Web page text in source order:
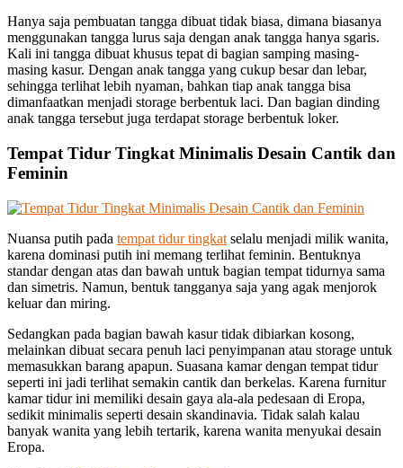
Hanya saja pembuatan tangga dibuat tidak biasa, dimana biasanya
menggunakan tangga lurus saja dengan anak tangga hanya sgaris.
Kali ini tangga dibuat khusus tepat di bagian samping masing-
masing kasur. Dengan anak tangga yang cukup besar dan lebar,
sehingga terlihat lebih nyaman, bahkan tiap anak tangga bisa
dimanfaatkan menjadi storage berbentuk laci. Dan bagian dinding
anak tangga tersebut juga terdapat storage berbentuk loker.
Tempat Tidur Tingkat Minimalis Desain Cantik dan
Feminin
Nuansa putih pada tempat tidur tingkat selalu menjadi milik wanita,
karena dominasi putih ini memang terlihat feminin. Bentuknya
standar dengan atas dan bawah untuk bagian tempat tidurnya sama
dan simetris. Namun, bentuk tangganya saja yang agak menjorok
keluar dan miring.
Sedangkan pada bagian bawah kasur tidak dibiarkan kosong,
melainkan dibuat secara penuh laci penyimpanan atau storage untuk
memasukkan barang apapun. Suasana kamar dengan tempat tidur
seperti ini jadi terlihat semakin cantik dan berkelas. Karena furnitur
kamar tidur ini memiliki desain gaya ala-ala pedesaan di Eropa,
sedikit minimalis seperti desain skandinavia. Tidak salah kalau
banyak wanita yang lebih tertarik, karena wanita menyukai desain
Eropa.